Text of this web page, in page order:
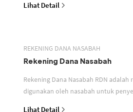
Lihat Detail
REKENING DANA NASABAH
Rekening Dana Nasabah
Rekening Dana Nasabah RDN adalah rekening yang
digunakan oleh nasabah untuk
Lihat Detail